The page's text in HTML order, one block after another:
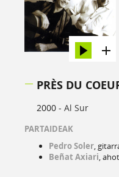
PRÈS DU
2000 - Al Sur
PARTAIDEAK
Pedro Soler,
Beñat Axiari,